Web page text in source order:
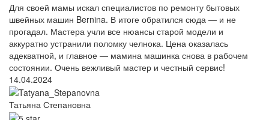
Для своей мамы искал специалистов по ремонту бытовых
швейных машин Bernina. В итоге обратился сюда — и не
прогадал. Мастера учли все нюансы старой модели и
аккуратно устранили поломку челнока. Цена оказалась
адекватной, и главное — мамина машинка снова в рабочем
состоянии. Очень вежливый мастер и честный сервис!
14.04.2024
Татьяна Степановна